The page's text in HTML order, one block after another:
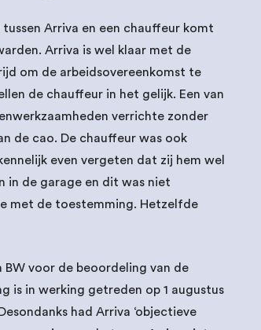
Arriva en een chauffeur komt
Arriva is wel klaar met de
om de arbeidsovereenkomst te
de chauffeur in het gelijk. Een van
verrichte zonder
de cao. De chauffeur was ook
even vergeten dat zij hem wel
in de garage en dit was niet
met de toestemming. Hetzelfde
voor de beoordeling van de
is in werking getreden op 1 augustus
had Arriva ‘objectieve